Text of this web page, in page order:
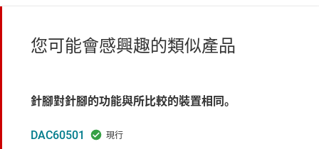
您可能會感興趣的類似產品
針腳對針腳的功能與所比較的裝置相同。
DAC60501